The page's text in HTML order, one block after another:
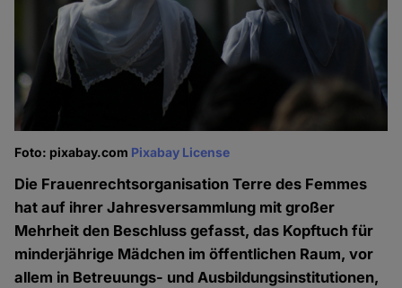
Foto: pixabay.com Pixabay License
Die Frauenrechtsorganisation Terre des Femmes
hat auf ihrer Jahresversammlung mit großer
Mehrheit den Beschluss gefasst, das Kopftuch für
minderjährige Mädchen im öffentlichen Raum, vor
allem in Betreuungs- und Ausbildungsinstitutionen,